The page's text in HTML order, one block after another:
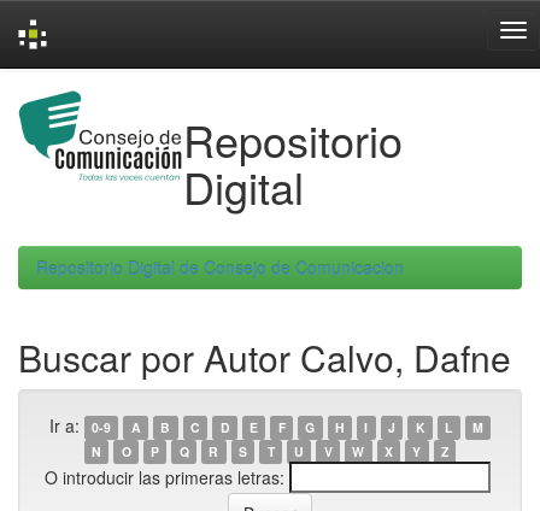
navigation
Repositorio
Digital
Repositorio Digital de Consejo de Comunicacion
Buscar por Autor Calvo, Dafne
Ir a: 0-9 A B C D E F G H I J K L
M
N
O P Q R S T U V W X Y Z
O introducir las primeras letras: